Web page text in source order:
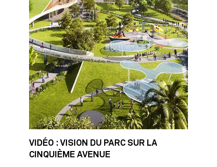
VIDÉO : VISION DU PARC SUR LA
CINQUIÈME AVENUE